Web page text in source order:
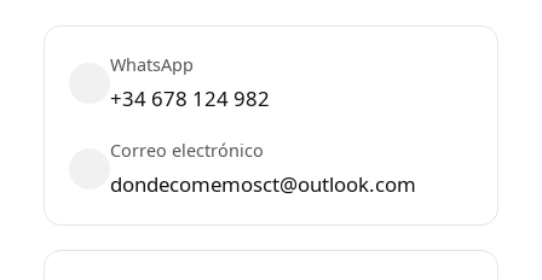
WhatsApp
+34 678 124 982
Correo electrónico
dondecomemosct@outlook.com